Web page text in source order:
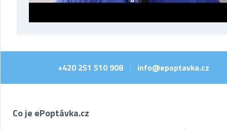
+420 251 510 908 info@epoptavka.cz
Co je ePoptávka.cz